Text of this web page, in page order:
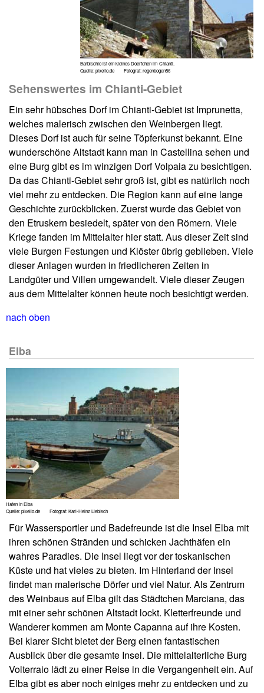
Barbischio ist ein kleines Doerfchen im Chianti.
Quelle: pixelio.de Fotograf: regenbogen56
Sehenswertes im Chianti-Gebiet
Ein sehr hübsches Dorf im Chianti-Gebiet ist Imprunetta,
welches malerisch zwischen den Weinbergen liegt.
Dieses Dorf ist auch für seine Töpferkunst bekannt. Eine
wunderschöne Altstadt kann man in Castellina sehen und
eine Burg gibt es im winzigen Dorf Volpaia zu besichtigen.
Da das Chianti-Gebiet sehr groß ist, gibt es natürlich noch
viel mehr zu entdecken. Die Region kann auf eine lange
Geschichte zurückblicken. Zuerst wurde das Gebiet von
den Etruskern besiedelt, später von den Römern. Viele
Kriege fanden im Mittelalter hier statt. Aus dieser Zeit sind
viele Burgen Festungen und Klöster übrig geblieben. Viele
dieser Anlagen wurden in friedlicheren Zeiten in
Landgüter und Villen umgewandelt. Viele dieser Zeugen
aus dem Mittelalter können heute noch besichtigt werden.
nach oben
Elba
Hafen in Elba
Quelle: pixelio.de Fotograf: Karl-Heinz Liebisch
Für Wassersportler und Badefreunde ist die Insel Elba mit
ihren schönen Stränden und schicken Jachthäfen ein
wahres Paradies. Die Insel liegt vor der toskanischen
Küste und hat vieles zu bieten. Im Hinterland der Insel
findet man malerische Dörfer und viel Natur. Als Zentrum
des Weinbaus auf Elba gilt das Städtchen Marciana, das
mit einer sehr schönen Altstadt lockt. Kletterfreunde und
Wanderer kommen am Monte Capanna auf ihre Kosten.
Bei klarer Sicht bietet der Berg einen fantastischen
Ausblick über die gesamte Insel. Die mittelalterliche Burg
Volterraio lädt zu einer Reise in die Vergangenheit ein. Auf
Elba gibt es aber noch einiges mehr zu entdecken und zu